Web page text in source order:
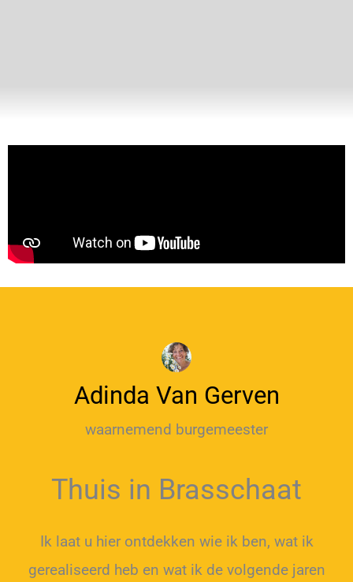
Adinda Van Gerven
waarnemend burgemeester
Thuis in Brasschaat
Ik laat u hier ontdekken wie ik ben, wat ik
gerealiseerd heb en wat ik de volgende jaren